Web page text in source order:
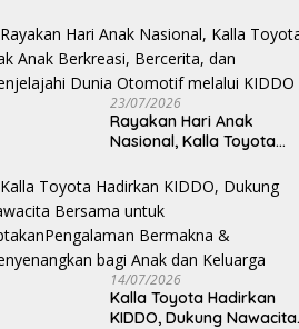
Paling Efisien
23/07/2026
Rayakan Hari Anak
Nasional, Kalla Toyota
Bercerita, dan Menjelajahi
Dunia Otomotif melalui
KIDDO
14/07/2026
Kalla Toyota Hadirkan
KIDDO, Dukung Nawacita